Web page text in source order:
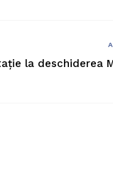
la deschiderea